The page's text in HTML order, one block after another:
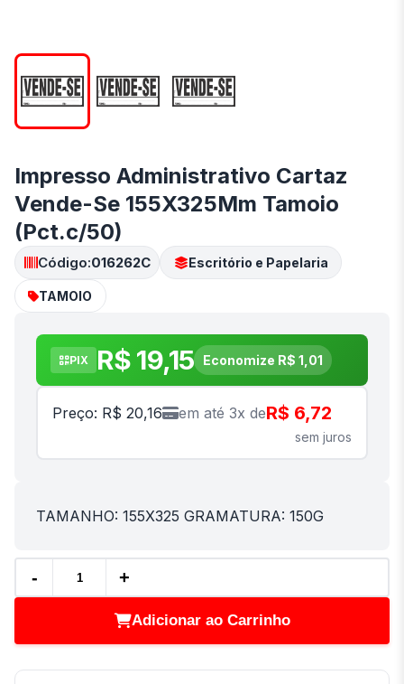
Impresso Administrativo Cartaz
Vende-Se 155X325Mm Tamoio
(Pct.c/50)
Código:016262C Escritório e Papelaria
TAMOIO
PIX R$ 19,15 Economize R$ 1,01
Preço: R$ 20,16 em até 3x deR$ 6,72
sem juros
TAMANHO: 155X325 GRAMATURA: 150G
- +
Adicionar ao Carrinho